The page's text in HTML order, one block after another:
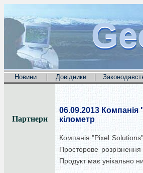
Новини | Довідники |
Партнери
06.09.2013 Компанія
кілометр
Компанія "Pixel
Просторове
Продукт має унікально